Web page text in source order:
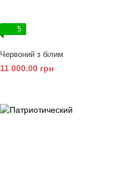
5
Червоний з білим
11 000.00 грн